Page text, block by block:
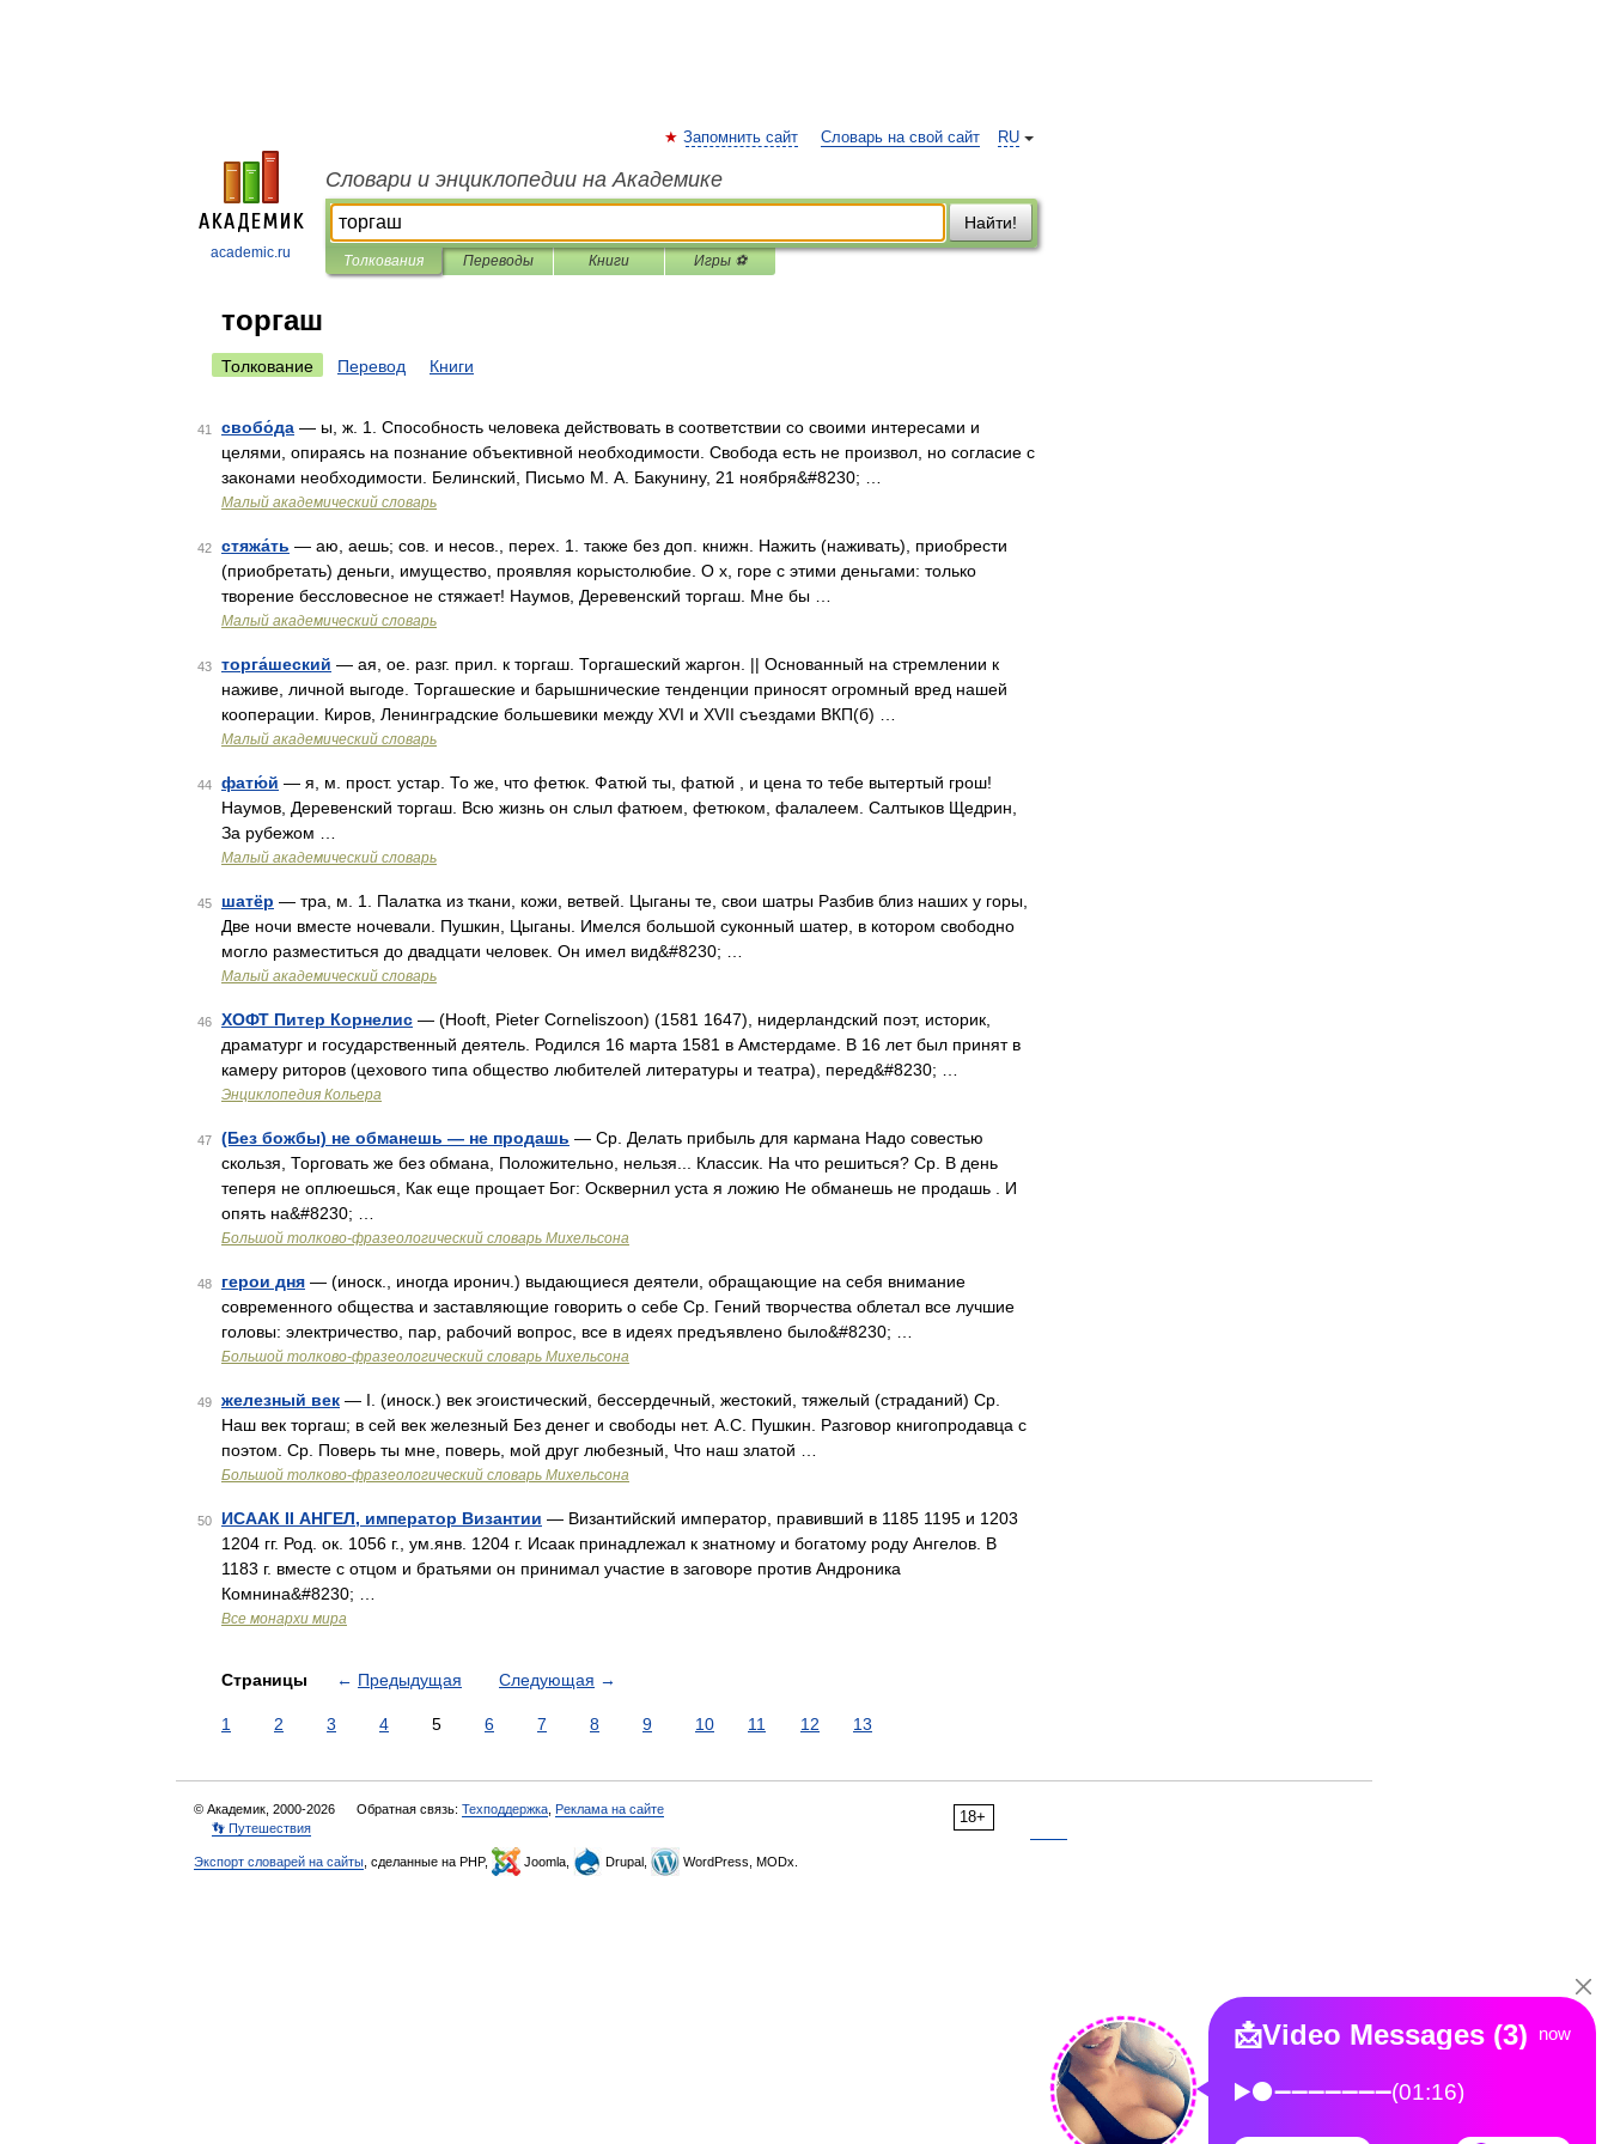
academic.ru
RU
Запомнить сайт Словарь на свой сайт
Словари и энциклопедии на Академике
Найти!
Толкования Переводы Книги Игры ⚽
торгаш
Толкование Перевод Книги
41 свобо́да — ы, ж. 1. Способность человека действовать в соответствии со своими интересами и
целями, опираясь на познание объективной необходимости. Свобода есть не произвол, но согласие с
законами необходимости. Белинский, Письмо М. А. Бакунину, 21 ноября&#8230; …
Малый академический словарь
42 стяжа́ть — аю, аешь; сов. и несов., перех. 1. также без доп. книжн. Нажить (наживать), приобрести
(приобретать) деньги, имущество, проявляя корыстолюбие. О х, горе с этими деньгами: только
творение бессловесное не стяжает! Наумов, Деревенский торгаш. Мне бы …
Малый академический словарь
43 торга́шеский — ая, ое. разг. прил. к торгаш. Торгашеский жаргон. || Основанный на стремлении к
наживе, личной выгоде. Торгашеские и барышнические тенденции приносят огромный вред нашей
кооперации. Киров, Ленинградские большевики между ХVI и ХVII съездами ВКП(б) …
Малый академический словарь
44 фатю́й — я, м. прост. устар. То же, что фетюк. Фатюй ты, фатюй , и цена то тебе вытертый грош!
Наумов, Деревенский торгаш. Всю жизнь он слыл фатюем, фетюком, фалалеем. Салтыков Щедрин,
За рубежом …
Малый академический словарь
45 шатёр — тра, м. 1. Палатка из ткани, кожи, ветвей. Цыганы те, свои шатры Разбив близ наших у горы,
Две ночи вместе ночевали. Пушкин, Цыганы. Имелся большой суконный шатер, в котором свободно
могло разместиться до двадцати человек. Он имел вид&#8230; …
Малый академический словарь
46 ХОФТ Питер Корнелис — (Hooft, Pieter Corneliszoon) (1581 1647), нидерландский поэт, историк,
драматург и государственный деятель. Родился 16 марта 1581 в Амстердаме. В 16 лет был принят в
камеру риторов (цехового типа общество любителей литературы и театра), перед&#8230; …
Энциклопедия Кольера
47 (Без божбы) не обманешь — не продашь — Ср. Делать прибыль для кармана Надо совестью
скользя, Торговать же без обмана, Положительно, нельзя... Классик. На что решиться? Ср. В день
теперя не оплюешься, Как еще прощает Бог: Осквернил уста я ложию Не обманешь не продашь . И
опять на&#8230; …
Большой толково-фразеологический словарь Михельсона
48 герои дня — (иноск., иногда иронич.) выдающиеся деятели, обращающие на себя внимание
современного общества и заставляющие говорить о себе Ср. Гений творчества облетал все лучшие
головы: электричество, пар, рабочий вопрос, все в идеях предъявлено было&#8230; …
Большой толково-фразеологический словарь Михельсона
49 железный век — I. (иноск.) век эгоистический, бессердечный, жестокий, тяжелый (страданий) Ср.
Наш век торгаш; в сей век железный Без денег и свободы нет. А.С. Пушкин. Разговор книгопродавца с
поэтом. Ср. Поверь ты мне, поверь, мой друг любезный, Что наш златой …
Большой толково-фразеологический словарь Михельсона
50 ИСААК II АНГЕЛ, император Византии — Византийский император, правивший в 1185 1195 и 1203
1204 гг. Род. ок. 1056 г., ум.янв. 1204 г. Исаак принадлежал к знатному и богатому роду Ангелов. В
1183 г. вместе с отцом и братьями он принимал участие в заговоре против Андроника
Комнина&#8230; …
Все монархи мира
Страницы ← Предыдущая Следующая →
1 2 3 4 5 6 7 8 9 10 11 12 13
18+
© Академик, 2000-2026 Обратная связь: Техподдержка Реклама на сайте
👣 Путешествия
Экспорт словарей на сайты , сделанные на PHP, Joomla, Drupal, WordPress, MODx.